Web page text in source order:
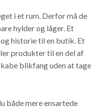
i et rum. Derfor må de
hylder og låger. Et
historie til en butik. Et
produkter til en del af
blikfang uden at tage
både mere ensartede